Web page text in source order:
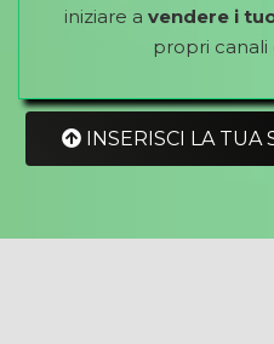
iniziare a vendere i
propri canali
INSERISCI LA TUA